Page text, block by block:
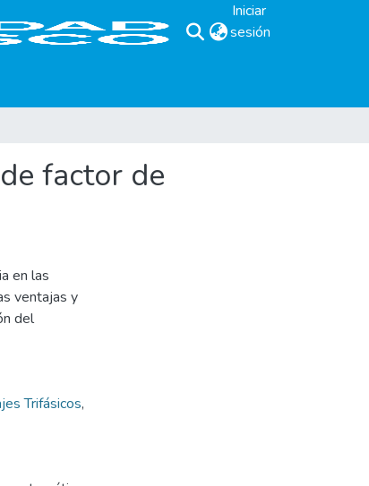
Iniciar
sesión
factor de
en las
ventajas y
del
Trifásicos,